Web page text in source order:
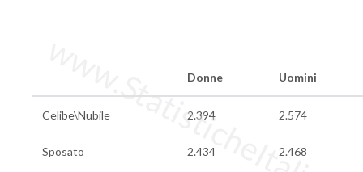
Donne Uomini
Celibe\Nubile 2.394 2.574
Sposato 2.434 2.468
www.StatisticheItalia.it